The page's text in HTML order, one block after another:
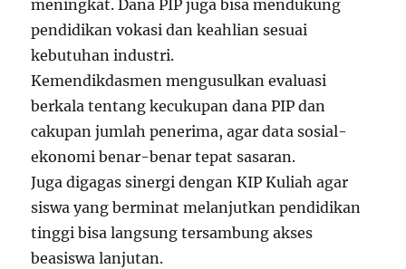
meningkat. Dana PIP juga bisa mendukung
pendidikan vokasi dan keahlian sesuai
kebutuhan industri.
Kemendikdasmen mengusulkan evaluasi
berkala tentang kecukupan dana PIP dan
cakupan jumlah penerima, agar data sosial-
ekonomi benar-benar tepat sasaran.
Juga digagas sinergi dengan KIP Kuliah agar
siswa yang berminat melanjutkan pendidikan
tinggi bisa langsung tersambung akses
beasiswa lanjutan.